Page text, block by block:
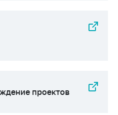
проектов